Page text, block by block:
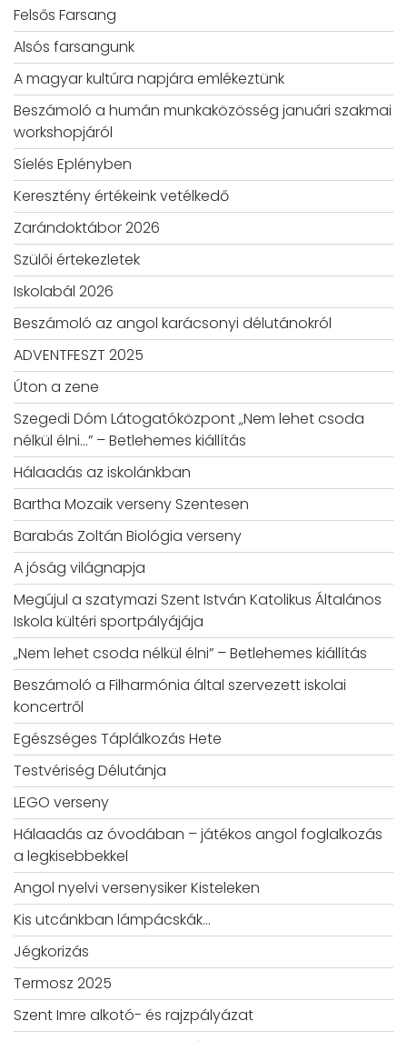
Felsős Farsang
Alsós farsangunk
A magyar kultúra napjára emlékeztünk
Beszámoló a humán munkaközösség januári szakmai
workshopjáról
Síelés Eplényben
Keresztény értékeink vetélkedő
Zarándoktábor 2026
Szülői értekezletek
Iskolabál 2026
Beszámoló az angol karácsonyi délutánokról
ADVENTFESZT 2025
Úton a zene
Szegedi Dóm Látogatóközpont „Nem lehet csoda
nélkül élni…” – Betlehemes kiállítás
Hálaadás az iskolánkban
Bartha Mozaik verseny Szentesen
Barabás Zoltán Biológia verseny
A jóság világnapja
Megújul a szatymazi Szent István Katolikus Általános
Iskola kültéri sportpályájája
„Nem lehet csoda nélkül élni” – Betlehemes kiállítás
Beszámoló a Filharmónia által szervezett iskolai
koncertről
Egészséges Táplálkozás Hete
Testvériség Délutánja
LEGO verseny
Hálaadás az óvodában – játékos angol foglalkozás
a legkisebbekkel
Angol nyelvi versenysiker Kisteleken
Kis utcánkban lámpácskák…
Jégkorizás
Termosz 2025
Szent Imre alkotó- és rajzpályázat